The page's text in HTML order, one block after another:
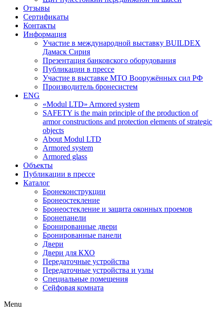
Отзывы
Сертификаты
Контакты
Информация
Участие в международной выставку BUILDEX
Дамаск Сирия
Презентация банковского оборудования
Публикации в прессе
Участие в выставке МТО Вооружённых сил РФ
Производитель бронесистем
ENG
«Modul LTD» Armored system
SAFETY is the main principle of the production of
armor constructions and protection elements of strategic
objects
About Modul LTD
Armored system
Armored glass
Объекты
Публикации в прессе
Каталог
Бронеконструкции
Бронеостекление
Бронеостекление и защита оконных проемов
Бронепанели
Бронированные двери
Бронированные панели
Двери
Двери для КХО
Передаточные устройства
Передаточные устройства и узлы
Специальные помещения
Сейфовая комната
Menu